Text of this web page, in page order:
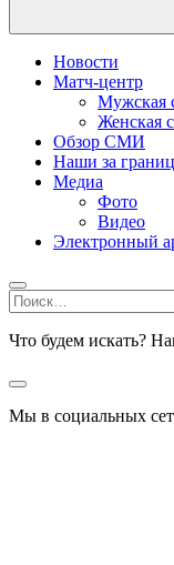
Новости
Матч-центр
Мужская
Женская
Обзор СМИ
Наши за
Медиа
Фото
Видео
Электронный
Найти:
Что будем искать?
Мы в социальных